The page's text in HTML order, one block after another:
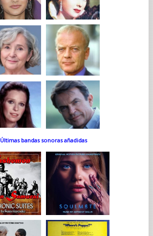
Últimas bandas sonoras añadidas